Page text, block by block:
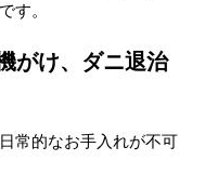
す。
がけ、ダニ退治
常的なお手入れが不可